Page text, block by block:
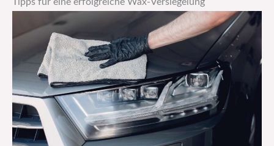
Tipps für eine erfolgreiche Wax-Versiegelung